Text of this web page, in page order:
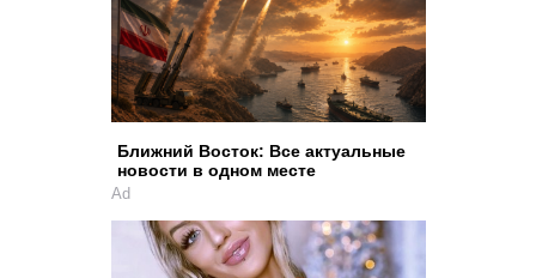
Ближний Восток: Все актуальные
новости в одном месте
Ad